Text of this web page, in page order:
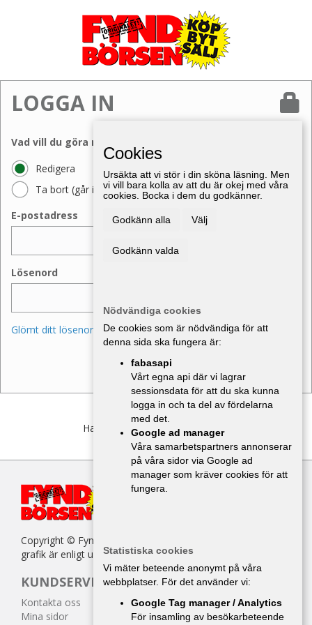
LOGGA IN
Vad vill du göra med din annons?
Redigera
Ta bort (går inte att ångra)
E-postadress
Lösenord
Glömt ditt lösenord?
Har du inget konto?Bli medlem
Copyright © Fyndbörsen. All kopiering av texter, bilder eller
grafik är enligt upphovsrättslagen förbjuden.
KUNDSERVICE
Kontakta oss
Mina sidor
Cookies
Ursäkta att vi stör i din sköna läsning. Men
vi vill bara kolla av att du är okej med våra
cookies. Bocka i dem du godkänner.
Godkänn alla Välj
Godkänn valda
Nödvändiga cookies
De cookies som är nödvändiga för att
denna sida ska fungera är:
fabasapi
Vårt egna api där vi lagrar
sessionsdata för att du ska kunna
logga in och ta del av fördelarna
med det.
Google ad manager
Våra samarbetspartners annonserar
på våra sidor via Google ad
manager som kräver cookies för att
fungera.
Statistiska cookies
Vi mäter beteende anonymt på våra
webbplatser. För det använder vi:
Google Tag manager / Analytics
För insamling av besökarbeteende